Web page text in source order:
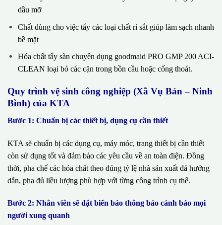
dầu mỡ
Chất dùng cho việc tẩy các loại chất rỉ sắt giúp làm sạch nhanh
bề mặt
Hóa chất tẩy sàn chuyên dụng goodmaid PRO GMP 200 ACI-
CLEAN loại bỏ các cặn trong bồn cầu hoặc cống thoát.
Quy trình vệ sinh công nghiệp (Xã Vụ Bản – Ninh
Bình) của KTA
Bước 1: Chuẩn bị các thiết bị, dụng cụ cần thiết
KTA sẽ chuẩn bị các dụng cụ, máy móc, trang thiết bị cần thiết
còn sử dụng tốt và đảm bảo các yêu cầu về an toàn điện. Đồng
thời, pha chế các hóa chất theo đúng tỷ lệ nhà sản xuất đá hướng
dẫn, pha đủ liều lượng phù hợp với từng công trình cụ thể.
Bước 2: Nhân viên sẽ đặt biển báo thông báo cảnh báo mọi
người xung quanh